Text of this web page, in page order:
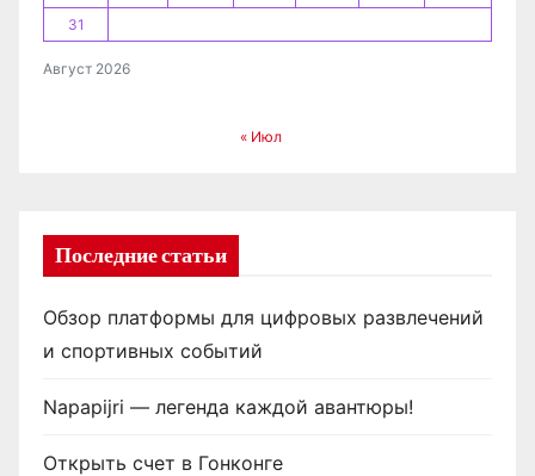
Август 2026
31
« Июл
Последние статьи
Обзор платформы для цифровых развлечений
и спортивных событий
Napapijri — легенда каждой авантюры!
Открыть счет в Гонконге